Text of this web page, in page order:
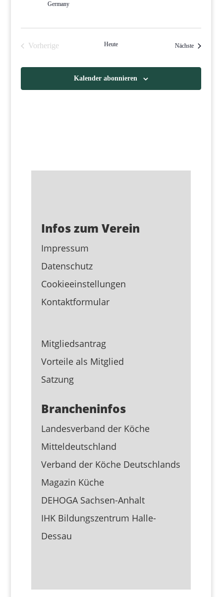
Germany
Vorherige
Heute Nächste
Kalender abonnieren
Infos zum Verein
Impressum
Datenschutz
Cookieeinstellungen
Kontaktformular
Mitgliedsantrag
Vorteile als Mitglied
Satzung
Brancheninfos
Landesverband der Köche
Mitteldeutschland
Verband der Köche Deutschlands
Magazin Küche
DEHOGA Sachsen-Anhalt
IHK Bildungszentrum Halle-
Dessau